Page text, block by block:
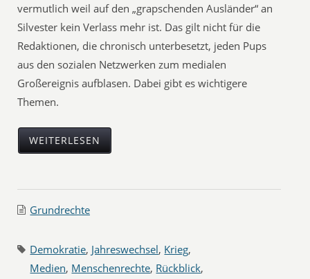
vermutlich weil auf den „grapschenden Ausländer“ an
Silvester kein Verlass mehr ist. Das gilt nicht für die
Redaktionen, die chronisch unterbesetzt, jeden Pups
aus den sozialen Netzwerken zum medialen
Großereignis aufblasen. Dabei gibt es wichtigere
Themen.
WEITERLESEN
Grundrechte
Demokratie, Jahreswechsel, Krieg,
Medien, Menschenrechte, Rückblick,